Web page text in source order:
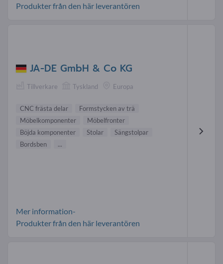
Produkter från den här leverantören
JA-DE GmbH & Co KG
Tillverkare Tyskland Europa
CNC frästa delar
Formstycken av trä
Möbelkomponenter
Möbelfronter
Böjda komponenter
Stolar
Sängstolpar
Bordsben
...
Mer information-
Produkter från den här leverantören